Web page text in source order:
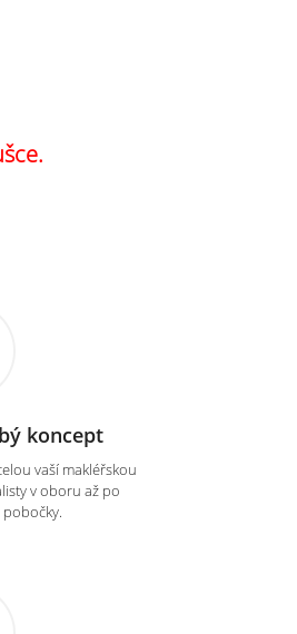
koncept
vaší makléřskou
v oboru až po